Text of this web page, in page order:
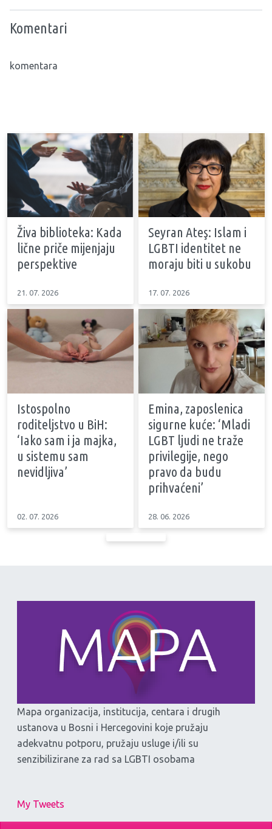
Komentari
komentara
Živa biblioteka: Kada
lične priče mijenjaju
perspektive
21. 07. 2026
Seyran Ateş: Islam i
LGBTI identitet ne
moraju biti u sukobu
17. 07. 2026
Istospolno
roditeljstvo u BiH:
‘Iako sam i ja majka,
u sistemu sam
nevidljiva’
02. 07. 2026
Emina, zaposlenica
sigurne kuće: ‘Mladi
LGBT ljudi ne traže
privilegije, nego
pravo da budu
prihvaćeni’
28. 06. 2026
Mapa organizacija, institucija, centara i drugih
ustanova u Bosni i Hercegovini koje pružaju
adekvatnu potporu, pružaju usluge i/ili su
senzibilizirane za rad sa LGBTI osobama
My Tweets